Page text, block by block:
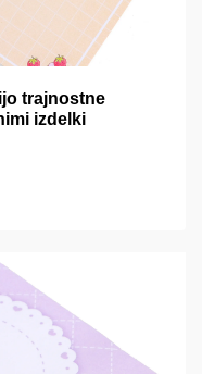
trajnostne
izdelki